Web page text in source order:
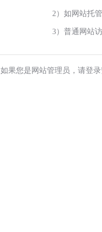
2）如网站托
3）普通网站
如果您是网站管理员，请登